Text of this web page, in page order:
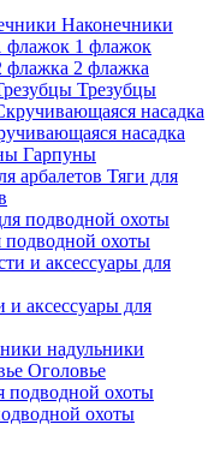
Наконечники
1 флажок
2 флажка
Трезубцы
насадка
Гарпуны
Тяги для
подводной охоты
и аксессуары для
надульники
Оголовье
охоты